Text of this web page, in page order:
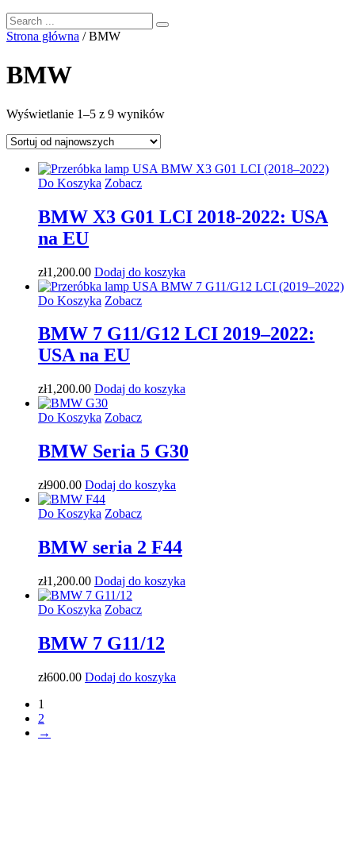
Strona główna / BMW
BMW
Wyświetlanie 1–5 z 9 wynikówPosortowane
Do Koszyka Zobacz
BMW X3 G01 LCI 2018-2022: USA
na EU
zł1,200.00 Dodaj do koszyka
Do Koszyka Zobacz
BMW 7 G11/G12 LCI 2019–2022:
USA na EU
zł1,200.00 Dodaj do koszyka
Do Koszyka Zobacz
BMW Seria 5 G30
zł900.00 Dodaj do koszyka
Do Koszyka Zobacz
BMW seria 2 F44
zł1,200.00 Dodaj do koszyka
Do Koszyka Zobacz
BMW 7 G11/12
zł600.00 Dodaj do koszyka
1
2
→